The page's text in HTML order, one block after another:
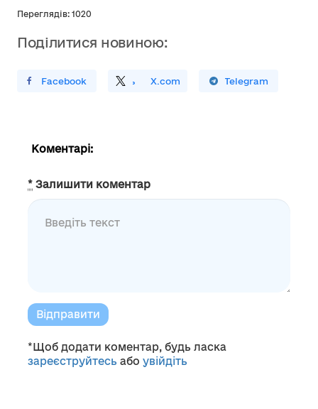
Переглядів: 1020
Поділитися новиною:
У FacebookПоділитись X.com
Поширити У Telegram
Коментарі:
* Залишити коментар
Відправити
*Щоб додати коментар, будь ласка
зареєструйтесь або увійдіть